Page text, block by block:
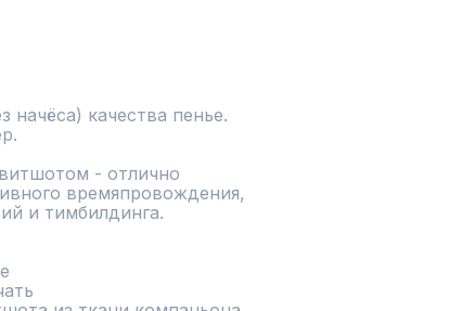
начёса) качества пенье.
- отлично
времяпровождения,
и тимбилдинга.